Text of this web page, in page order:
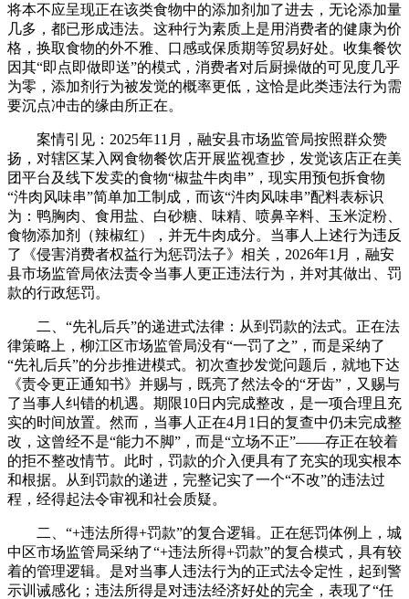
将本不应呈现正在该类食物中的添加剂加了进去，无论添加量
几多，都已形成违法。这种行为素质上是用消费者的健康为价
格，换取食物的外不雅、口感或保质期等贸易好处。收集餐饮
因其“即点即做即送”的模式，消费者对后厨操做的可见度几乎
为零，添加剂行为被发觉的概率更低，这恰是此类违法行为需
要沉点冲击的缘由所正在。
案情引见：2025年11月，融安县市场监管局按照群众赞
扬，对辖区某入网食物餐饮店开展监视查抄，发觉该店正在美
团平台及线下发卖的食物“椒盐牛肉串”，现实用预包拆食物
“汼肉风味串”简单加工制成，而该“汼肉风味串”配料表标识
为：鸭胸肉、食用盐、白砂糖、味精、喷鼻辛料、玉米淀粉、
食物添加剂（辣椒红），并无牛肉成分。当事人上述行为违反
了《侵害消费者权益行为惩罚法子》相关，2026年1月，融安
县市场监管局依法责令当事人更正违法行为，并对其做出、罚
款的行政惩罚。
二、“先礼后兵”的递进式法律：从到罚款的法式。正在法
律策略上，柳江区市场监管局没有“一罚了之”，而是采纳了
“先礼后兵”的分步推进模式。初次查抄发觉问题后，就地下达
《责令更正通知书》并赐与，既亮了然法令的“牙齿”，又赐与
了当事人纠错的机遇。期限10日内完成整改，是一项合理且充
实的时间放置。然而，当事人正在4月1日的复查中仍未完成整
改，这曾经不是“能力不脚”，而是“立场不正”——存正在较着
的拒不整改情节。此时，罚款的介入便具有了充实的现实根本
和根据。从到罚款的递进，完整记实了一个“不改”的违法过
程，经得起法令审视和社会质疑。
二、“+违法所得+罚款”的复合逻辑。正在惩罚体例上，城
中区市场监管局采纳了“+违法所得+罚款”的复合模式，具有较
着的管理逻辑。是对当事人违法行为的正式法令定性，起到警
示训诫感化；违法所得是对违法经济好处的完全，表现了“任